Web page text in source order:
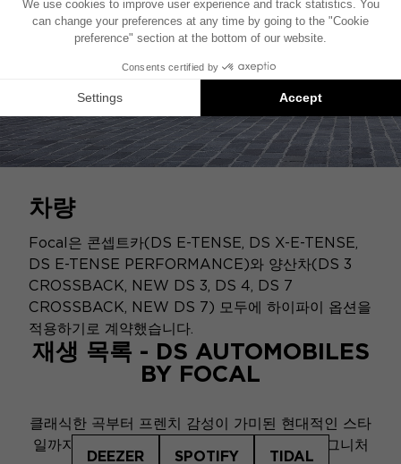
차량
Focal은 콘셉트카(DS E-TENSE, DS X-E-TENSE,
DS E-TENSE PERFORMANCE)와 양산차(DS 3
CROSSBACK, NEW DS 3, DS 4, DS 7
CROSSBACK, NEW DS 7) 모두에 하이파이 옵션을
적용하기로 계약했습니다.
재생 목록 - DS AUTOMOBILES
BY FOCAL
클래식한 곡부터 프렌치 감성이 가미된 현대적인 스타
일까지, DS Automobiles와 Focal 사운드 시그니처
DEEZER SPOTIFY TIDAL